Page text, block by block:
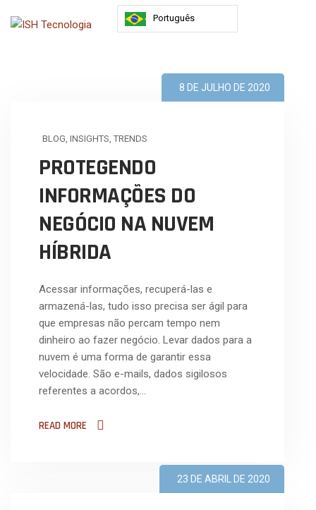
Português
8 DE JULHO DE 2020
BLOG, INSIGHTS, TRENDS
PROTEGENDO
INFORMAÇÕES DO
NEGÓCIO NA NUVEM
HÍBRIDA
Acessar informações, recuperá-las e
armazená-las, tudo isso precisa ser ágil para
que empresas não percam tempo nem
dinheiro ao fazer negócio. Levar dados para a
nuvem é uma forma de garantir essa
velocidade. São e-mails, dados sigilosos
referentes a acordos,…
READ MORE
23 DE ABRIL DE 2020